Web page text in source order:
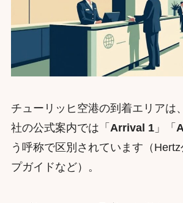
チューリッヒ空港の到着エリアは
社の公式案内では「 Arrival 1」「
う呼称で区別されています（
プガイドなど）。